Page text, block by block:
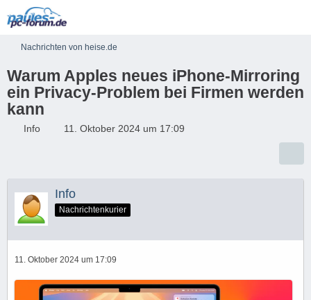
Nachrichten von heise.de
Warum Apples neues iPhone-Mirroring
ein Privacy-Problem bei Firmen werden
kann
Info 11. Oktober 2024 um 17:09
Info
Nachrichtenkurier
11. Oktober 2024 um 17:09